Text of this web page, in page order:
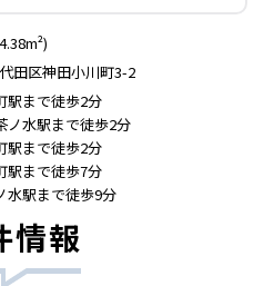
田区神田小川町3-2
駅まで徒歩2分
ノ水駅まで徒歩2分
駅まで徒歩2分
駅まで徒歩7分
水駅まで徒歩9分
情報